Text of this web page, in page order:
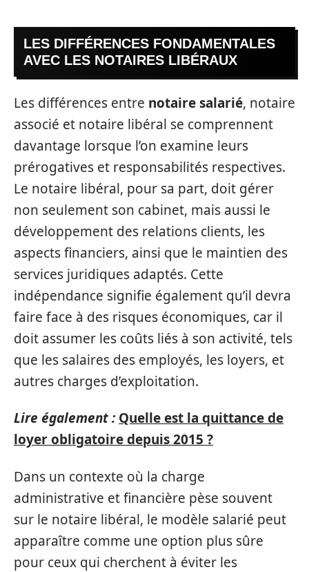
LES DIFFÉRENCES FONDAMENTALES
AVEC LES NOTAIRES LIBÉRAUX
Les différences entre notaire salarié, notaire
associé et notaire libéral se comprennent
davantage lorsque l’on examine leurs
prérogatives et responsabilités respectives.
Le notaire libéral, pour sa part, doit gérer
non seulement son cabinet, mais aussi le
développement des relations clients, les
aspects financiers, ainsi que le maintien des
services juridiques adaptés. Cette
indépendance signifie également qu’il devra
faire face à des risques économiques, car il
doit assumer les coûts liés à son activité, tels
que les salaires des employés, les loyers, et
autres charges d’exploitation.
Lire également : Quelle est la quittance de
loyer obligatoire depuis 2015 ?
Dans un contexte où la charge
administrative et financière pèse souvent
sur le notaire libéral, le modèle salarié peut
apparaître comme une option plus sûre
pour ceux qui cherchent à éviter les